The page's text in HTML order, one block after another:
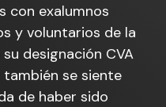
con exalumnos
y voluntarios de la
designación CVA
se siente
de haber sido